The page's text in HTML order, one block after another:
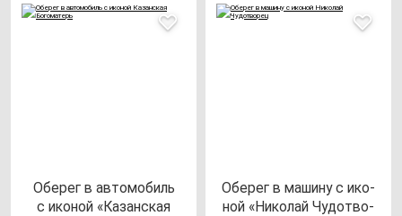
Обе­рег в ав­то­мо­биль
с ико­ной «Казан­ская
Обе­рег в ма­ши­ну с ико­
ной «Нико­лай Чудот­во­